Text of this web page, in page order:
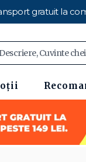
gratuit la